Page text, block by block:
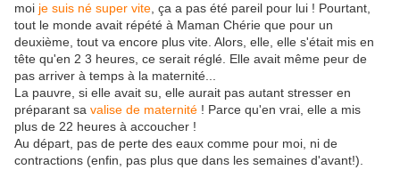
moi je suis né super vite , ça a pas été pareil pour lui ! Pourtant,
tout le monde avait répété à Maman Chérie que pour un
deuxième, tout va encore plus vite. Alors, elle, elle s'était mis en
tête qu'en 2 3 heures, ce serait réglé. Elle avait même peur de
pas arriver à temps à la maternité...
La pauvre, si elle avait su, elle aurait pas autant stresser en
préparant sa valise de maternité ! Parce qu'en vrai, elle a mis
plus de 22 heures à accoucher !
Au départ, pas de perte des eaux comme pour moi, ni de
contractions (enfin, pas plus que dans les semaines d'avant!).